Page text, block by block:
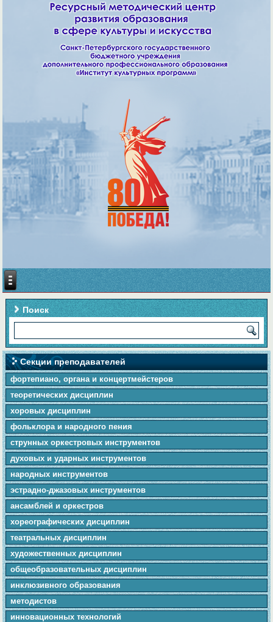
Поиск
Секции преподавателей
фортепиано, органа и концертмейстеров
теоретических дисциплин
хоровых дисциплин
фольклора и народного пения
cтpунныx оркестровых инструментов
духовых и ударных инструментов
народных инструментов
эстрадно-джазовых инструментов
ансамблей и оркестров
хореографических дисциплин
театральных дисциплин
художественных дисциплин
общеобразовательных дисциплин
инклюзивного образования
методистов
инновационных технологий